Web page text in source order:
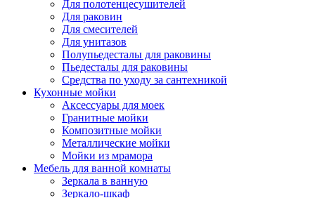
Для полотенцесушителей
Для раковин
Для смесителей
Для унитазов
Полупьедесталы для раковины
Пьедесталы для раковины
Средства по уходу за сантехникой
Кухонные мойки
Аксессуары для моек
Гранитные мойки
Композитные мойки
Металлические мойки
Мойки из мрамора
Мебель для ванной комнаты
Зеркала в ванную
Зеркало-шкаф